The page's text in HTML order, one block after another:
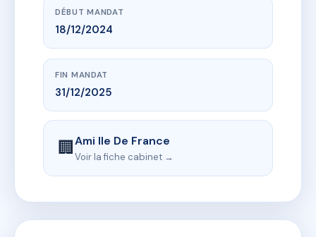
DÉBUT MANDAT
18/12/2024
FIN MANDAT
31/12/2025
🏢Ami Ile De France
Voir la fiche cabinet →